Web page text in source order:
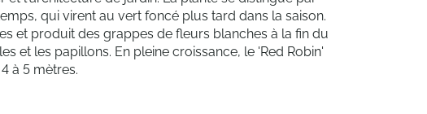
qui virent au vert foncé plus tard dans la saison.
et produit des grappes de fleurs blanches à la fin du
et les papillons. En pleine croissance, le 'Red Robin'
à 5 mètres.